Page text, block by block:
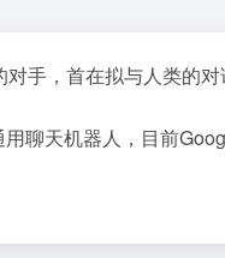
手，首在拟与人类的
聊天机器人，目前